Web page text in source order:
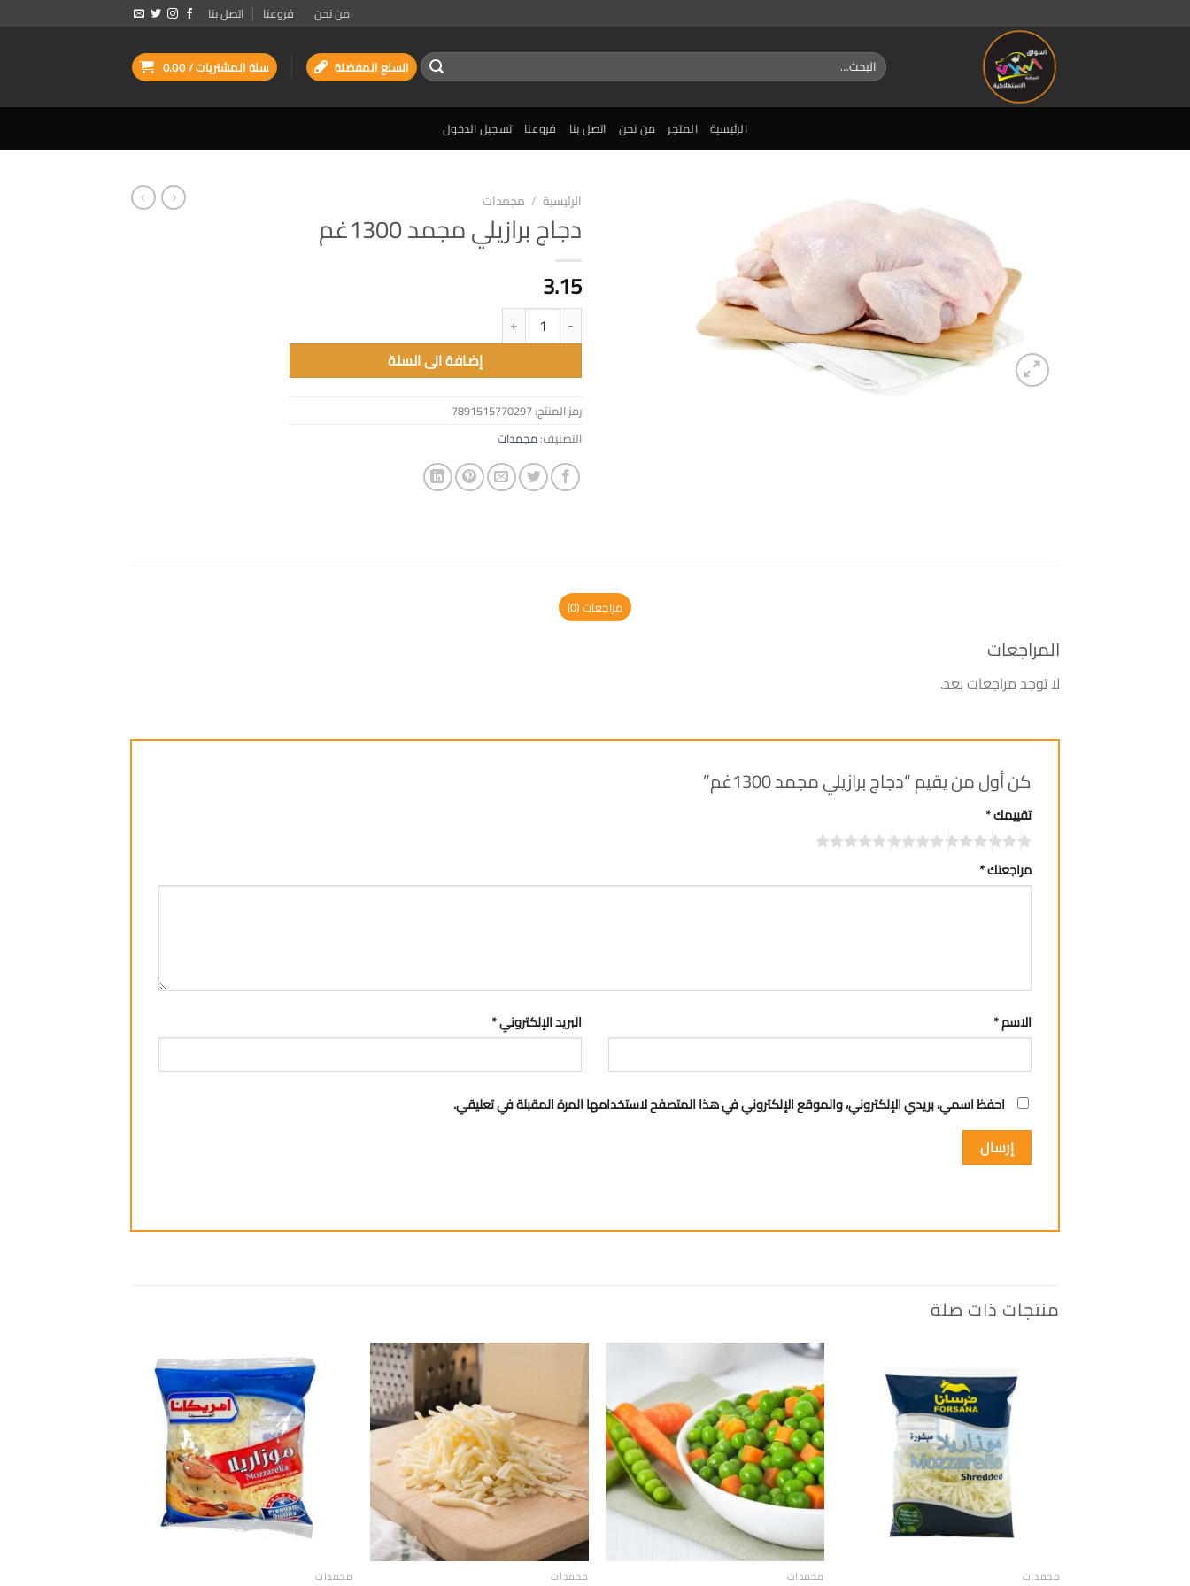
من نحن فروعنا اتصل بنا
البحث
عن:
السلع المفضلة سلة المشتريات /0.00
الرئيسية المتجر من نحن اتصل بنا فروعنا تسجيل الدخول
المفضلة
الرئيسية / مجمدات
دجاج برازيلي مجمد 1300غم
3.15
كمية دجاج برازيلي مجمد 1300غم
إضافة الى السلة
رمز المنتج:7891515770297
التصنيف:مجمدات
مراجعات (0)
المراجعات
لا توجد مراجعات بعد.
كن أول من يقيم “دجاج برازيلي مجمد 1300غم”
تقييمك*
مراجعتك*
الاسم* البريد الإلكتروني*
احفظ اسمي، بريدي الإلكتروني، والموقع الإلكتروني في هذا المتصفح لاستخدامها المرة المقبلة في تعليقي.
منتجات ذات صلة
مجمدات
الى
المفضلة
مجمدات
إضافة
الى
المفضلة
مجمدات
إضافة
المفضلة
مجمدات